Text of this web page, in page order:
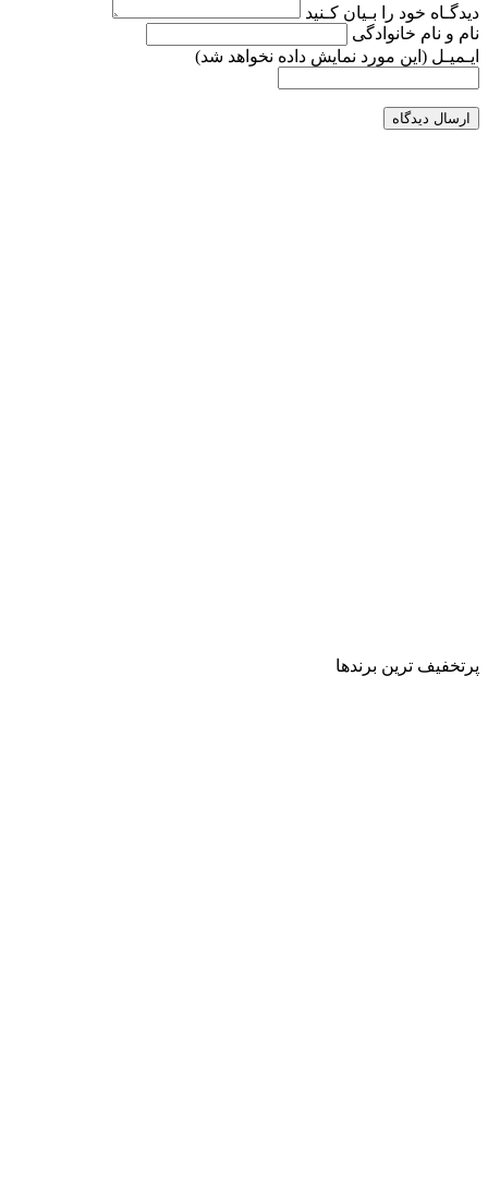
دیدگـاه خود را بـیان کـنید
نام و نام خانوادگی
ایـمیـل (این مورد نمایش داده نخواهد شد)
ارسال دیدگاه
پرتخفیف ترین برندها